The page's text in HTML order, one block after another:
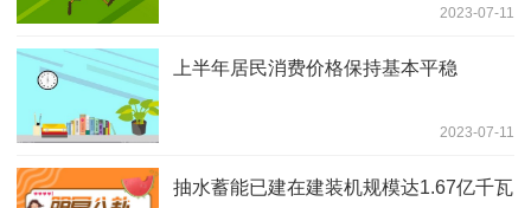
2023-07-11
上半年居民消费价格保持基本平稳
2023-07-11
抽水蓄能已建在建装机规模达1.67亿千瓦